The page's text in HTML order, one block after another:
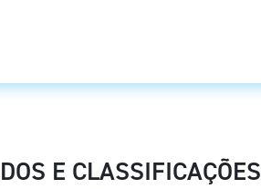
E CLASSIFICAÇÕES